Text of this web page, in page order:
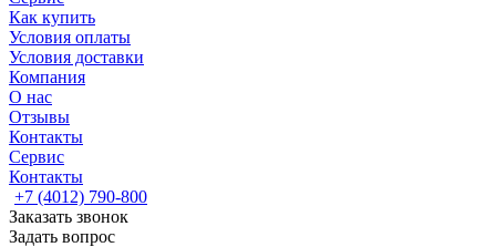
Как купить
Условия оплаты
Условия доставки
Компания
О нас
Отзывы
Контакты
Сервис
Контакты
+7 (4012) 790-800
Заказать звонок
Задать вопрос